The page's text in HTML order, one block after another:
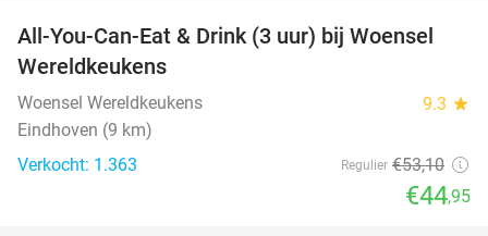
15%
All-You-Can-Eat & Drink (3 uur) bij Woensel
Wereldkeukens
Woensel Wereldkeukens 9.3 star
Eindhoven (9 km)
Verkocht: 1.363
Regulier €53,10
€44,95